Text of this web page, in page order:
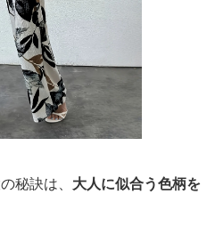
秘訣は、 大人に似合う色柄を